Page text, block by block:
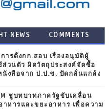
NEWS COMMENTS
ารตั้งกก.สอบ เรื่องอนุมัติผู้
วนตัว ผิดวัตถุประสงค์จัดซื้อ
นังสือจาก ป.ป.ช. ปัดกลั่นแกล้ง
ชูบทบาทภาครัฐขับเคลื่อน
าหารและขยะอาหาร เพื่อความ